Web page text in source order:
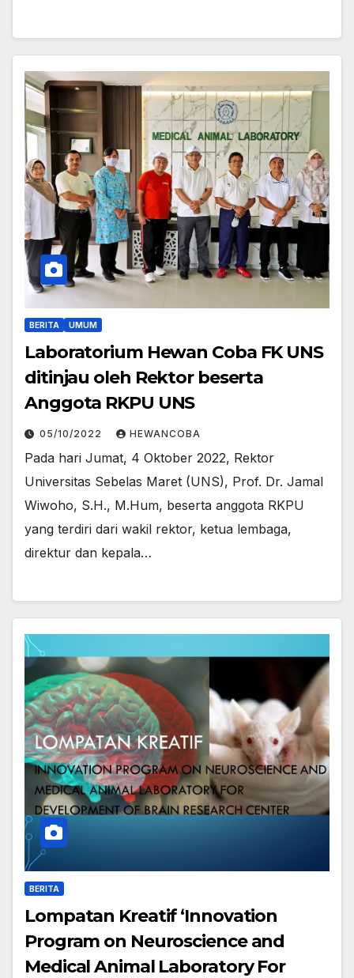
BERITA UMUM
Laboratorium Hewan Coba FK UNS
ditinjau oleh Rektor beserta
Anggota RKPU UNS
05/10/2022 HEWANCOBA
Pada hari Jumat, 4 Oktober 2022, Rektor
Universitas Sebelas Maret (UNS), Prof. Dr. Jamal
Wiwoho, S.H., M.Hum, beserta anggota RKPU
yang terdiri dari wakil rektor, ketua lembaga,
direktur dan kepala…
BERITA
Lompatan Kreatif ‘Innovation
Program on Neuroscience and
Medical Animal Laboratory For